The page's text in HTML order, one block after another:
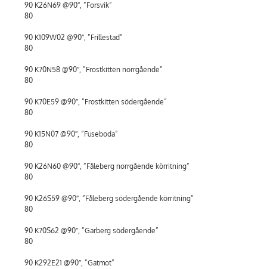
90 K26N69 @90″, ”Forsvik”
80
90 K109W02 @90″, ”Frillestad”
80
90 K70N58 @90″, ”Frostkitten norrgående”
80
90 K70E59 @90″, ”Frostkitten södergående”
80
90 K15N07 @90″, ”Fuseboda”
80
90 K26N60 @90″, ”Fåleberg norrgående körritning”
80
90 K26S59 @90″, ”Fåleberg södergående körritning”
80
90 K70S62 @90″, ”Garberg södergående”
80
90 K292E21 @90″, ”Gatmot”